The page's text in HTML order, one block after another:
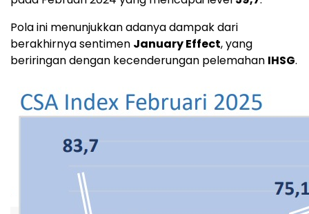
Pola ini menunjukkan adanya dampak dari
berakhirnya sentimen January Effect, yang
beriringan dengan kecenderungan pelemahan IHSG.